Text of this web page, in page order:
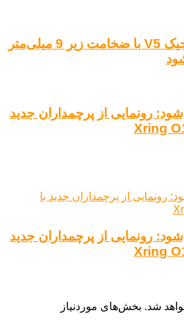
رقابت در نازکی! آنر مجیک V5 با ضخامت زیر 9 میلی‌متر
رونمایی از پرچمداران جدید
رونمایی از پرچمداران جدید
شد. بخش‌های موردنیاز